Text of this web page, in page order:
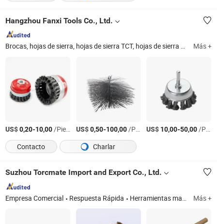
Hangzhou Fanxi Tools Co., Ltd.
Brocas, hojas de sierra, hojas de sierra TCT, hojas de sierra de diamante, rueda abrasiva, disco de aleta, disco de lijado, sierra de corona, cincel, rueda de molienda Más +
US$0,20-10,00/Pieza US$0,50-100,00/Pieza US$ 10,00-50,00/Pieza
Contacto
Charlar
Suzhou Torcmate Import and Export Co., Ltd.
Empresa Comercial Respuesta Rápida Herramientas manuales, rodillo de pintura, brocha, cuchillo de masilla, raspador, destornillador, juego de destornilladores, juego de herramientas Más +